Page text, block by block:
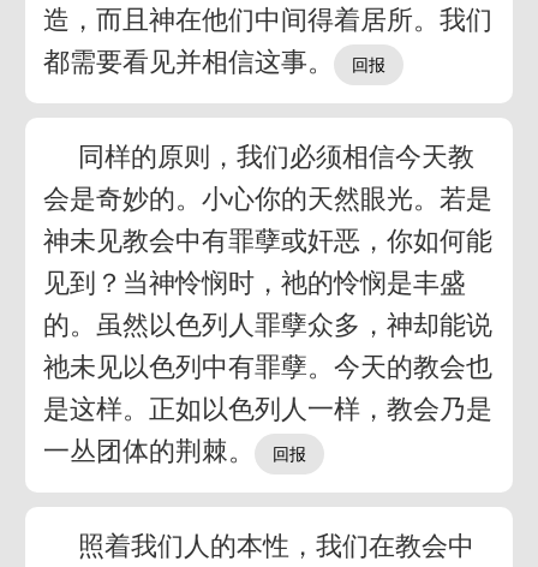
造，而且神在他们中间得着居所。我们
都需要看见并相信这事。
同样的原则，我们必须相信今天教
会是奇妙的。小心你的天然眼光。若是
神未见教会中有罪孽或奸恶，你如何能
见到？当神怜悯时，祂的怜悯是丰盛
的。虽然以色列人罪孽众多，神却能说
祂未见以色列中有罪孽。今天的教会也
是这样。正如以色列人一样，教会乃是
一丛团体的荆棘。
照着我们人的本性，我们在教会中